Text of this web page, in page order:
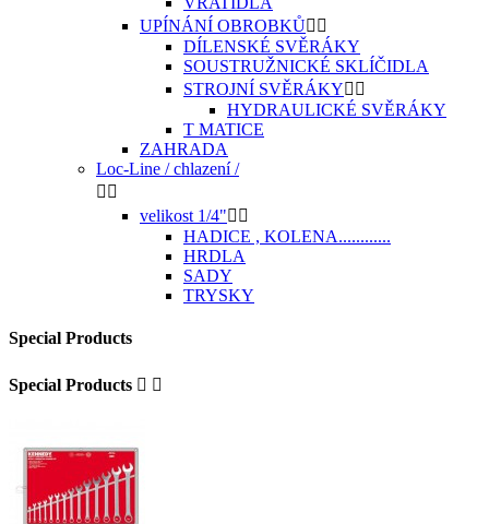
UPÍNÁNÍ OBROBKŮ 
DÍLENSKÉ SVĚRÁKY
SOUSTRUŽNICKÉ SKLÍČIDLA
STROJNÍ SVĚRÁKY 
HYDRAULICKÉ SVĚRÁKY
T MATICE
ZAHRADA
Loc-Line / chlazení /
 
velikost 1/4" 
HADICE , KOLENA............
HRDLA
SADY
TRYSKY
Special Products
Special Products  